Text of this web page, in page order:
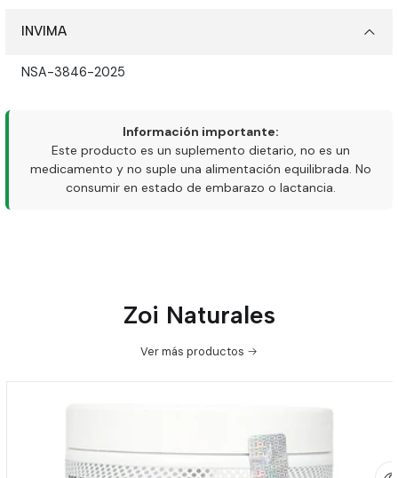
INVIMA
NSA-3846-2025
Información importante:
Este producto es un suplemento dietario, no es un
medicamento y no suple una alimentación equilibrada. No
consumir en estado de embarazo o lactancia.
Zoi Naturales
Ver más productos